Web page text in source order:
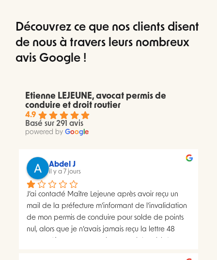
Découvrez ce que nos clients disent
de nous à travers leurs nombreux
avis Google !
Etienne LEJEUNE, avocat permis de
conduire et droit routier
4.9
Basé sur 291 avis
powered by Goog e
Abdel J
il y a 7 jours
J’ai contacté Maître Lejeune après avoir reçu un
mail de la préfecture m’informant de l’invalidation
de mon permis de conduire pour solde de points
nul, alors que je n’avais jamais reçu la lettre 48